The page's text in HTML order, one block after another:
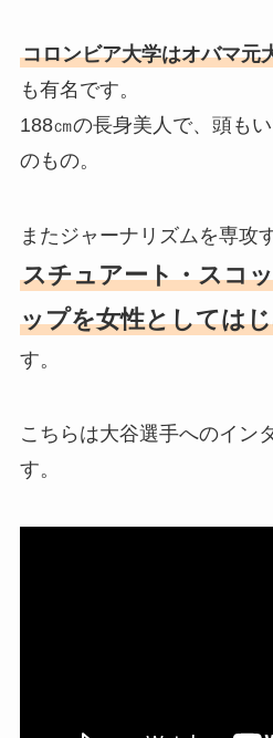
コロンビア大学はオバマ元
も有名です。
188㎝の長身美人で、頭も
のもの。
またジャーナリズムを専攻
スチュアート・スコ
ップを女性としては
す。
こちらは大谷選手へのイン
す。